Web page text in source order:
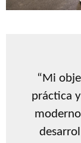
“Mi
práctica